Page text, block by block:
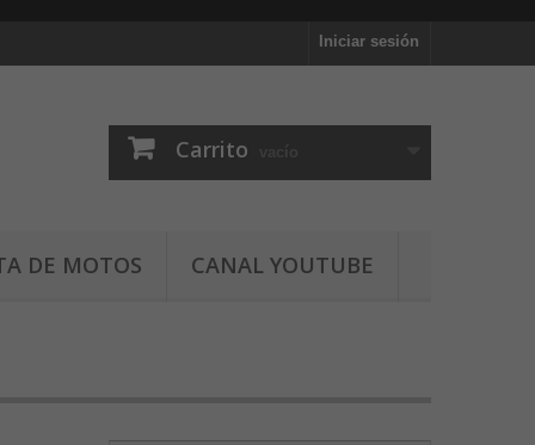
Iniciar sesión
Carrito vacío
DE MOTOS CANAL YOUTUBE